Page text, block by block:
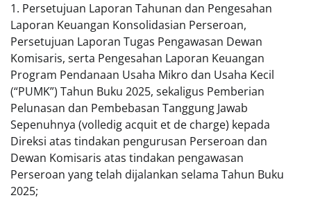
1. Persetujuan Laporan Tahunan dan Pengesahan
Laporan Keuangan Konsolidasian Perseroan,
Persetujuan Laporan Tugas Pengawasan Dewan
Komisaris, serta Pengesahan Laporan Keuangan
Program Pendanaan Usaha Mikro dan Usaha Kecil
(“PUMK”) Tahun Buku 2025, sekaligus Pemberian
Pelunasan dan Pembebasan Tanggung Jawab
Sepenuhnya (volledig acquit et de charge) kepada
Direksi atas tindakan pengurusan Perseroan dan
Dewan Komisaris atas tindakan pengawasan
Perseroan yang telah dijalankan selama Tahun Buku
2025;